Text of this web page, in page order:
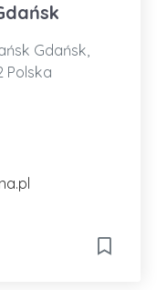
Gdańsk,
Polska